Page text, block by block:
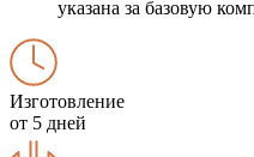
указана за базовую
Изготовление
от 5 дней